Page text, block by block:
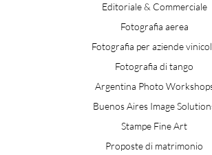
Editoriale & Commerciale
Fotografia aerea
Fotografia per aziende
Fotografia di tango
Argentina Photo
Buenos Aires Image
Stampe Fine Art
Proposte di matrimonio